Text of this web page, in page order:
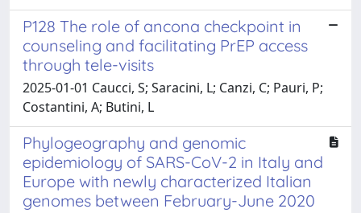
P128 The role of ancona checkpoint in
counseling and facilitating PrEP access
through tele-visits
2025-01-01 Caucci, S; Saracini, L; Canzi, C; Pauri, P;
Costantini, A; Butini, L
Phylogeography and genomic
epidemiology of SARS-CoV-2 in Italy and
Europe with newly characterized Italian
genomes between February-June 2020